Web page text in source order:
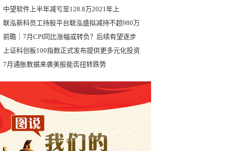
中望软件上半年减亏至128.8万2021年上
联泓新科员工持股平台联泓盛拟减持不超980万
前瞻｜7月CPI同比涨幅或转负？后续有望逐步
上证科创板100指数正式发布提供更多元化投资
7月通胀数据来袭美股能否扭转跌势